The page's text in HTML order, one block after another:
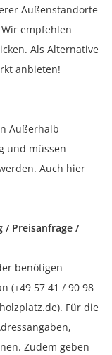
Außenstandorte
empfehlen
Als Alternative
anbieten!
Außerhalb
und müssen
Auch hier
/ Preisanfrage /
benötigen
(+49 57 41 / 90 98
Für die
Zudem geben